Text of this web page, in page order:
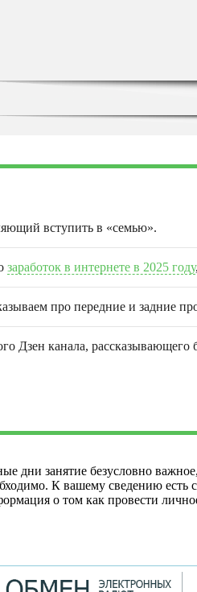
вступить в «семью».
заработок в интернете в 2025 году
про передние и задние
Дзен канала, рассказывающего
занятие безусловно
К вашему сведению
о том как провести